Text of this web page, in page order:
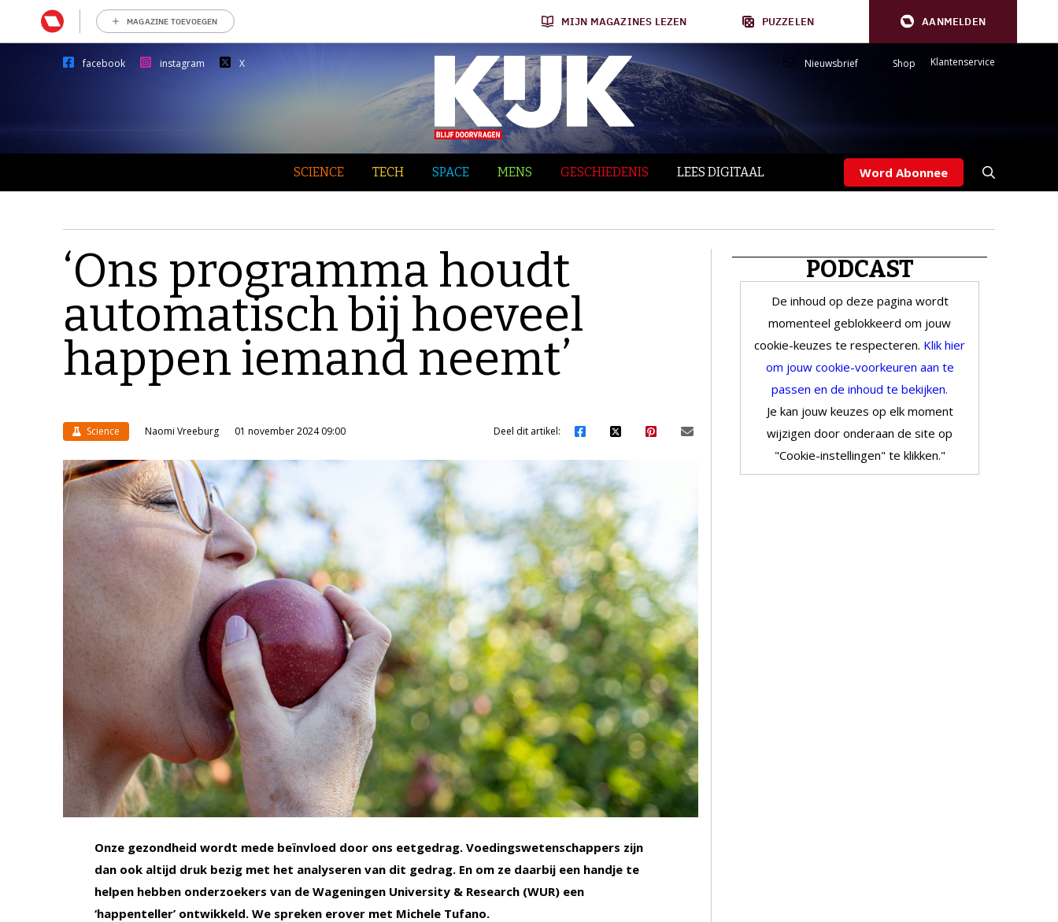
MAGAZINE TOEVOEGEN MIJN MAGAZINES LEZEN PUZZELEN AANMELDEN
facebook instagram X Nieuwsbrief Shop Klantenservice
SCIENCE TECH SPACE MENS GESCHIEDENIS LEES DIGITAAL Word Abonnee
‘Ons programma houdt
automatisch bij hoeveel
happen iemand neemt’
Science Naomi Vreeburg 01 november 2024 09:00 Deel dit artikel:
Onze gezondheid wordt mede beïnvloed door ons eetgedrag. Voedingswetenschappers zijn
dan ook altijd druk bezig met het analyseren van dit gedrag. En om ze daarbij een handje te
helpen hebben onderzoekers van de Wageningen University & Research (WUR) een
‘happenteller’ ontwikkeld. We spreken erover met Michele Tufano.
PODCAST
De inhoud op deze pagina wordt
momenteel geblokkeerd om jouw
cookie-keuzes te respecteren. Klik hier
om jouw cookie-voorkeuren aan te
passen en de inhoud te bekijken.
Je kan jouw keuzes op elk moment
wijzigen door onderaan de site op
"Cookie-instellingen" te klikken."